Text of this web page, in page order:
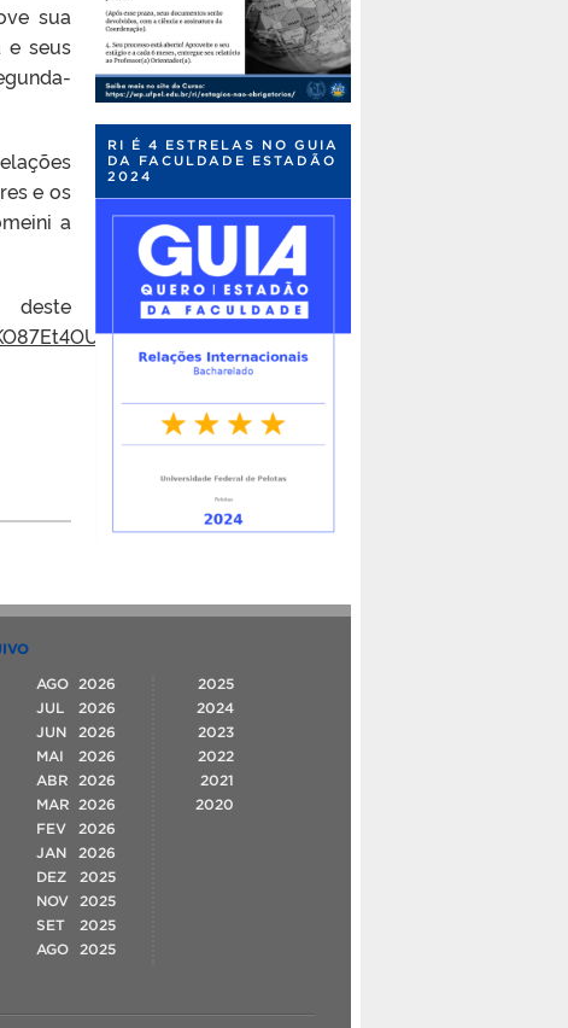
sua
e seus
e os
a
viewform
RI É 4 ESTRELAS NO GUIA
DA FACULDADE ESTADÃO
2024
AGO
2026
JUL
2026
JUN
2026
MAI
2026
ABR
2026
MAR
2026
FEV
2026
JAN
2026
DEZ
2025
NOV
2025
SET
2025
AGO
2025
2025
2024
2023
2022
2021
2020